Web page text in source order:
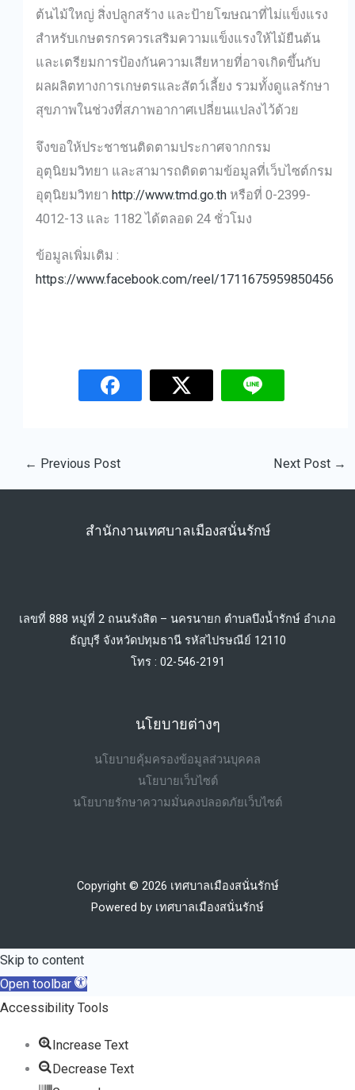
ต้นไม้ใหญ่ สิ่งปลูกสร้าง และป้ายโฆษณาที่ไม่แข็งแรง
สำหรับเกษตรกรควรเสริมความแข็งแรงให้ไม้ยืนต้น
และเตรียมการป้องกันความเสียหายที่อาจเกิดขึ้นกับ
ผลผลิตทางการเกษตรและสัตว์เลี้ยง รวมทั้งดูแลรักษา
สุขภาพในช่วงที่สภาพอากาศเปลี่ยนแปลงไว้ด้วย
จึงขอให้ประชาชนติดตามประกาศจากกรม
อุตุนิยมวิทยา และสามารถติดตามข้อมูลที่เว็บไซต์กรม
อุตุนิยมวิทยาhttp://www.tmd.go.th หรือที่ 0-2399-
4012-13 และ 1182 ได้ตลอด 24 ชั่วโมง
ข้อมูลเพิ่มเติม :
https://www.facebook.com/reel/1711675959850456
← Previous Post Next Post →
สำนักงานเทศบาลเมืองสนั่นรักษ์
เลขที่ 888 หมู่ที่ 2 ถนนรังสิต – นครนายก ตำบลบึงน้ำรักษ์ อำเภอ
ธัญบุรี จังหวัดปทุมธานี รหัสไปรษณีย์ 12110
โทร : 02-546-2191
นโยบายต่างๆ
นโยบายคุ้มครองข้อมูลส่วนบุคคล
นโยบายเว็บไซต์
นโยบายรักษาความมั่นคงปลอดภัยเว็บไซต์
Copyright © 2026 เทศบาลเมืองสนั่นรักษ์
Powered by เทศบาลเมืองสนั่นรักษ์
Skip to content
Open toolbar
Accessibility Tools
Increase Text
Decrease Text